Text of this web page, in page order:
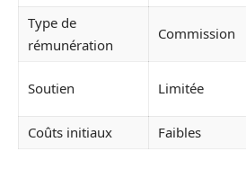
Type de
rémunération
Commission
Soutien Limitée
Coûts initiaux
Faibles